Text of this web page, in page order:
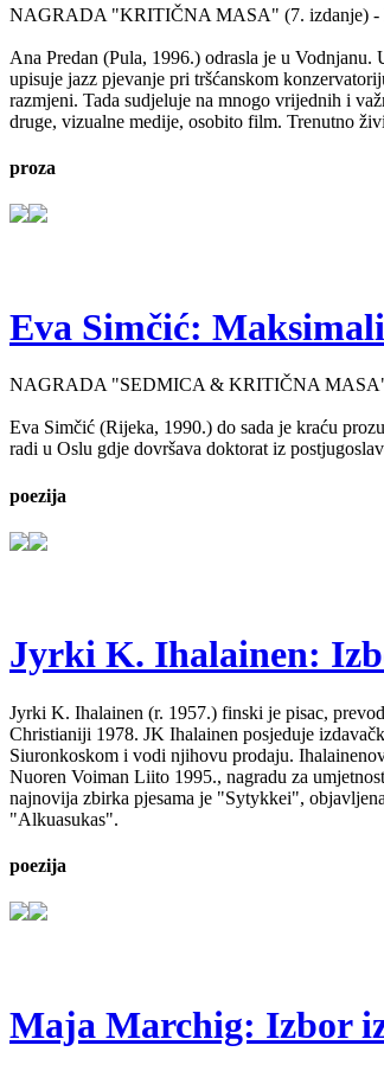
NAGRADA "KRITIČNA MASA" (7. izdanje)
Ana Predan (Pula, 1996.) odrasla je u
upisuje jazz pjevanje pri tršćanskom
razmjeni. Tada sudjeluje na mnogo vrijednih i
druge, vizualne medije, osobito film. Trenutno
proza
Eva Simčić:
NAGRADA "SEDMICA & KRITIČNA
Eva Simčić (Rijeka, 1990.) do sada je kraću
radi u Oslu gdje dovršava doktorat iz
poezija
Jyrki K. Ihalainen:
Jyrki K. Ihalainen (r. 1957.) finski je pisac,
Christianiji 1978. JK Ihalainen posjeduje
Siuronkoskom i vodi njihovu prodaju.
Nuoren Voiman Liito 1995., nagradu za
najnovija zbirka pjesama je "Sytykkei",
"Alkuasukas".
poezija
Maja Marchig: Izbor